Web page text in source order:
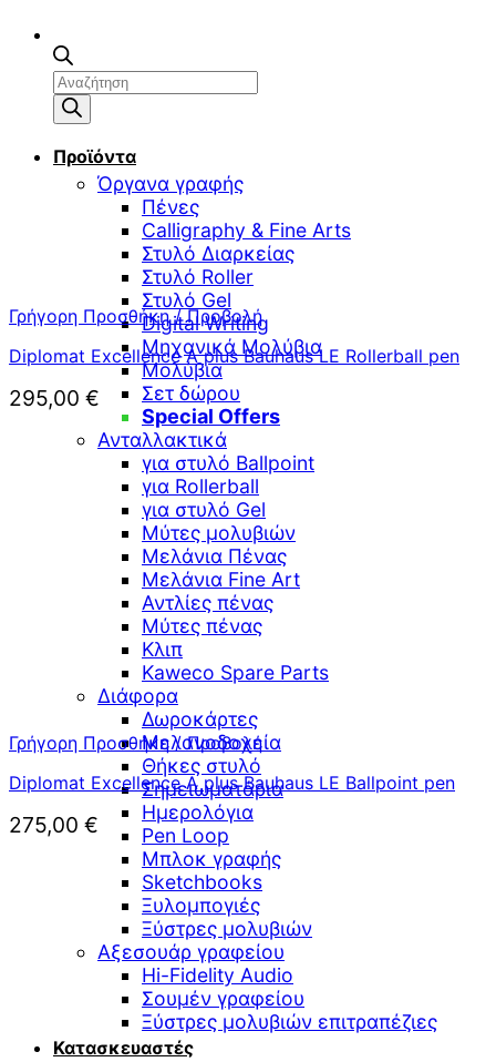
Αναζήτηση
προϊόντων
Προϊόντα
Όργανα γραφής
Πένες
Calligraphy & Fine Arts
Στυλό Διαρκείας
Στυλό Roller
Στυλό Gel
Digital Writing
Μηχανικά Μολύβια
Μολύβια
Σετ δώρου
Special Offers
Ανταλλακτικά
για στυλό Ballpoint
για Rollerball
για στυλό Gel
Μύτες μολυβιών
Μελάνια Πένας
Μελάνια Fine Art
Αντλίες πένας
Μύτες πένας
Κλιπ
Kaweco Spare Parts
Διάφορα
Δωροκάρτες
Μελανοδοχεία
Θήκες στυλό
Σημειωματάρια
Ημερολόγια
Pen Loop
Μπλοκ γραφής
Sketchbooks
Ξυλομπογιές
Ξύστρες μολυβιών
Αξεσουάρ γραφείου
Hi-Fidelity Audio
Σουμέν γραφείου
Ξύστρες μολυβιών επιτραπέζιες
Κατασκευαστές
Γρήγορη Προσθήκη / Προβολή
Diplomat Excellence A plus Bauhaus LE Rollerball pen
295,00 €
Γρήγορη Προσθήκη / Προβολή
Diplomat Excellence A plus Bauhaus LE Ballpoint pen
275,00 €